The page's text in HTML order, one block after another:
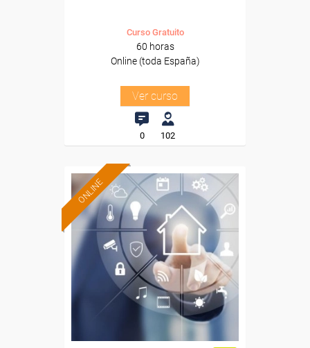
Curso Gratuito
60 horas
Online (toda España)
Ver curso
0 102
ONLINE
Formación 100%
subvencionada.
Para desempleados,
trabajadores y autónomos.
Sector
-Metal.